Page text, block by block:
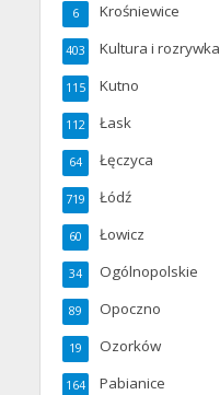
Krośniewice
6
Kultura i rozrywka
403
Kutno
115
Łask
112
Łęczyca
64
Łódź
719
Łowicz
60
Ogólnopolskie
34
Opoczno
89
Ozorków
19
Pabianice
164